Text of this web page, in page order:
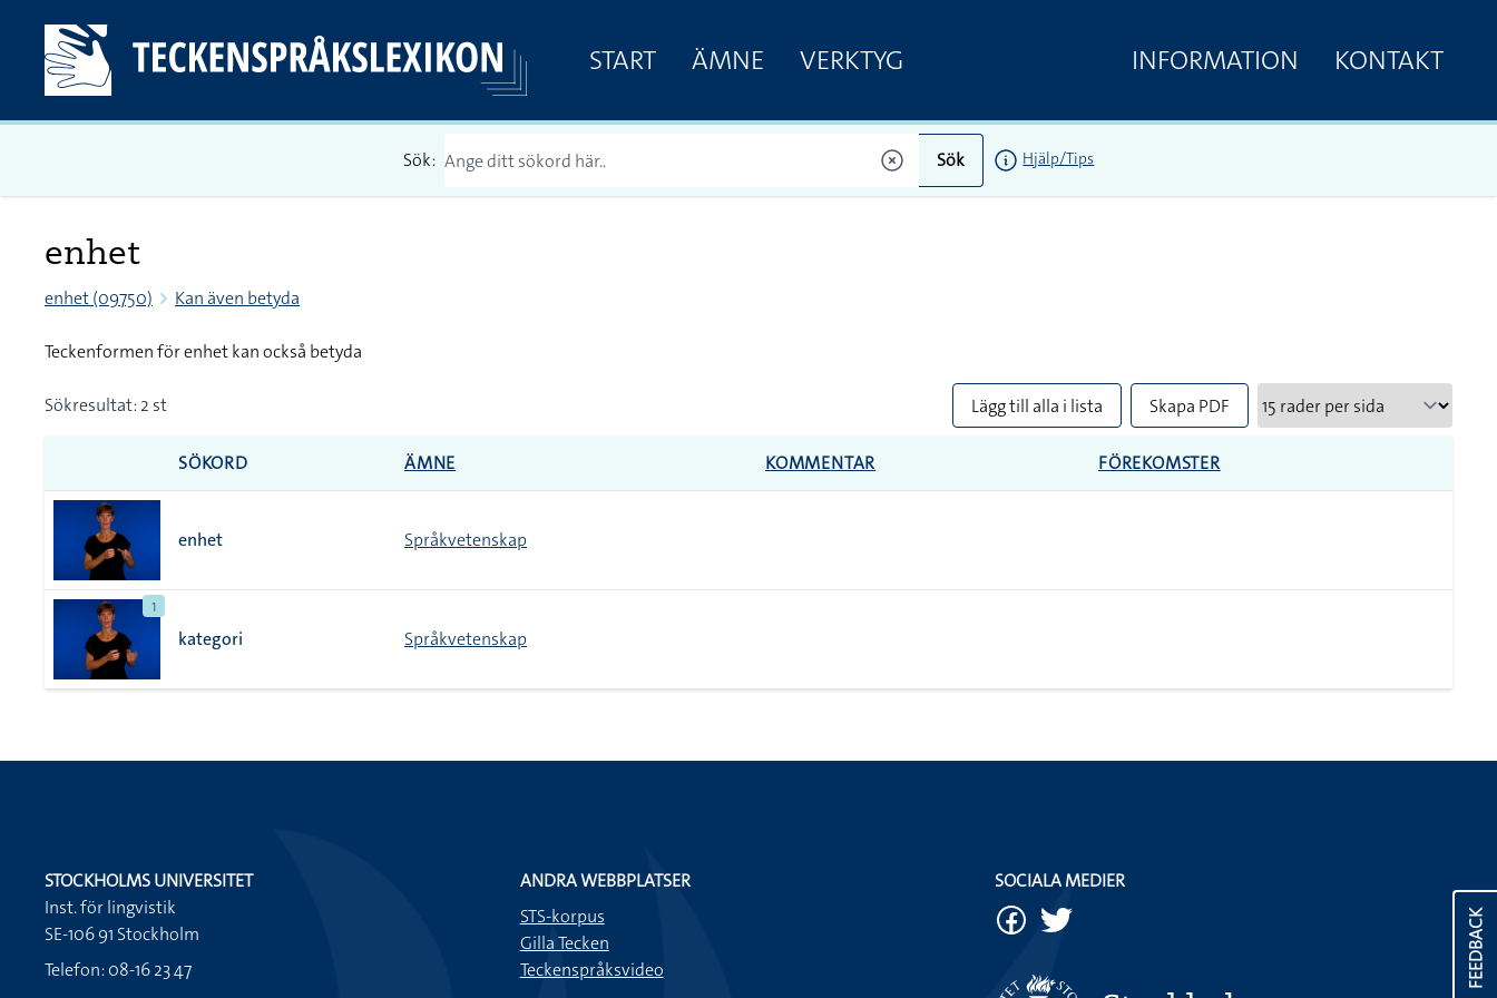
START ÄMNE VERKTYG INFORMATION KONTAKT
Sök: Sök Hjälp/Tips
enhet
enhet (09750) Kan även betyda
Teckenformen för enhet kan också betyda
Sökresultat: 2 st Lägg till alla i lista Skapa PDF
SÖKORD ÄMNE KOMMENTAR FÖREKOMSTER
enhet Språkvetenskap
1
kategori Språkvetenskap
FEEDBACK
STOCKHOLMS UNIVERSITET
Inst. för lingvistik
SE-106 91 Stockholm
Telefon: 08-16 23 47
ANDRA WEBBPLATSER
STS-korpus
Gilla Tecken
Teckenspråksvideo
SOCIALA MEDIER